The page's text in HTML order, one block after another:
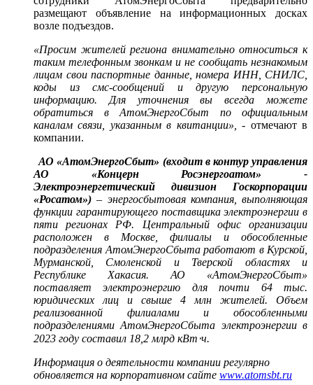
размещают объявление на информационных досках
возле подъездов.
«Просим жителей региона внимательно относиться к
таким телефонным звонкам и не сообщать незнакомым
лицам свои паспортные данные, номера ИНН, СНИЛС,
коды из смс-сообщений и другую персональную
информацию. Для уточнения вы всегда можете
обратиться в АтомЭнергоСбыт по официальным
каналам связи, указанным в квитанции»,
- отмечают в
компании.
АО «АтомЭнергоСбыт» (входит в контур управления
АО «Концерн Росэнергоатом» -
Электроэнергетический дивизион Госкорпорации
«Росатом»)– энергосбытовая компания, выполняющая
функции гарантирующего поставщика электроэнергии в
пяти регионах РФ. Центральный офис организации
расположен в Москве, филиалы и обособленные
подразделения АтомЭнергоСбыта работают в Курской,
Мурманской, Смоленской и Тверской областях и
Республике Хакасия. АО «АтомЭнергоСбыт»
поставляет электроэнергию для почти 64 тыс.
юридических лиц и свыше 4 млн жителей. Объем
реализованной филиалами и обособленными
подразделениями АтомЭнергоСбыта электроэнергии в
2023 году составил 18,2 млрд кВт ⋅ч.
Информация о деятельности компании регулярно
обновляется на корпоративном сайте www.atоmsbt.ru